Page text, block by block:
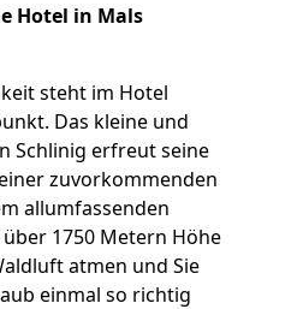
Hotel in Mals
steht im Hotel
Das kleine und
Schlinig erfreut seine
zuvorkommenden
allumfassenden
1750 Metern Höhe
atmen und Sie
einmal so richtig